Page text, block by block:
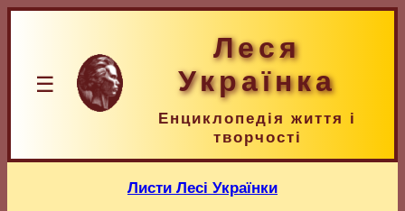
☰
Леся
Українка
Енциклопедія життя і
творчості
Листи Лесі Українки